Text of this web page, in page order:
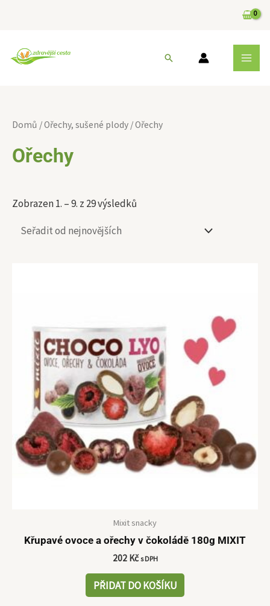
Hledat
Domů /Ořechy, sušené plody / Ořechy
Ořechy
Zobrazen 1. – 9. z 29 výsledků
latest
Mixit snacky
Křupavé ovoce a ořechy v čokoládě 180g MIXIT
202 Kč s DPH
PŘIDAT DO KOŠÍKU